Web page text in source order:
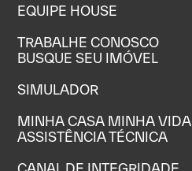
EQUIPE HOUSE
TRABALHE CONOSCO
BUSQUE SEU IMÓVEL
SIMULADOR
MINHA CASA MINHA VIDA
ASSISTÊNCIA TÉCNICA